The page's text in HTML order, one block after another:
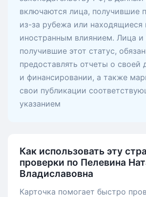
включаются лица, получившие
из-за рубежа или находящиеся
иностранным влиянием. Лица и
получившие этот статус,
предоставлять отчеты о своей
и финансировании, а также
свои публикации
указанием
Как использовать эту
проверки по Пелевина
Владиславовна
Карточка помогает быстро